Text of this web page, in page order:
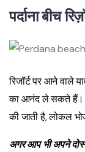
पर्दाना बीच
रिजॉर्ट पर आने वाले
का आनंद ले सकते हैं।
की जाती है, लोकल
अगर आप भी अपने